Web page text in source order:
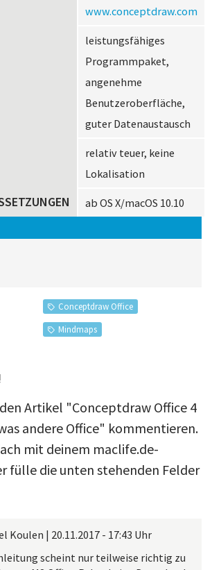
www.conceptdraw.com
leistungsfähiges
Programmpaket,
angenehme
Benutzeroberfläche,
guter Datenaustausch
relativ teuer, keine
Lokalisation
ab OS X/macOS 10.10
Conceptdraw Office
Mindmaps
Artikel "Conceptdraw Office 4
andere Office" kommentieren.
mit deinem maclife.de-
fülle die unten stehenden Felder
Koulen | 20.11.2017 - 17:43 Uhr
scheint nur teilweise richtig zu